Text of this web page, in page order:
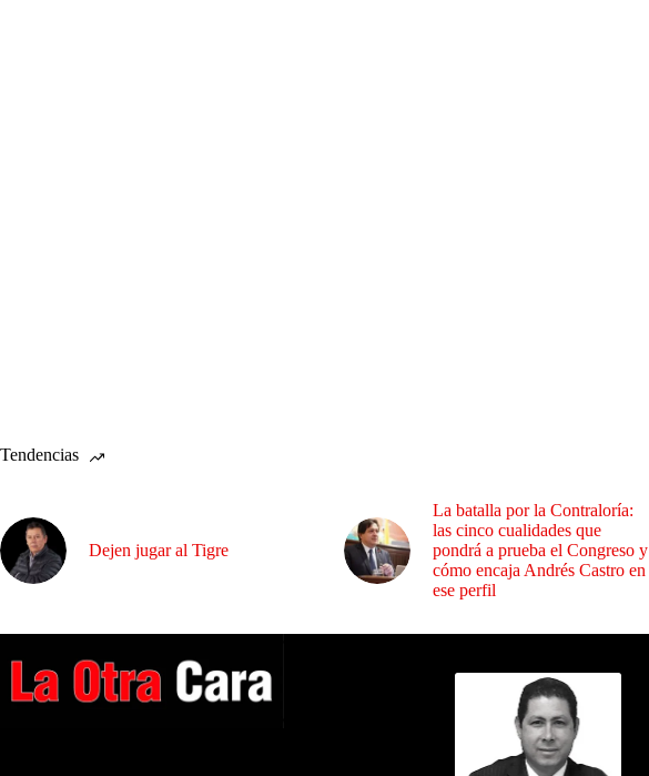
Tendencias
Dejen jugar al Tigre
La batalla por la Contraloría:
las cinco cualidades que
pondrá a prueba el Congreso y
cómo encaja Andrés Castro en
ese perfil